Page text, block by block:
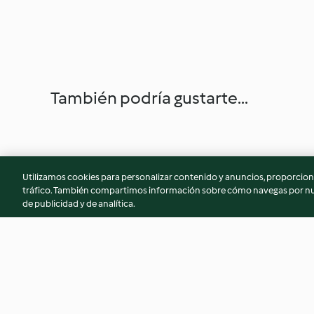
También podría gustarte...
Utilizamos cookies para personalizar contenido y anuncios,
tráfico. También compartimos información sobre cómo navegas por
de publicidad y de analítica.